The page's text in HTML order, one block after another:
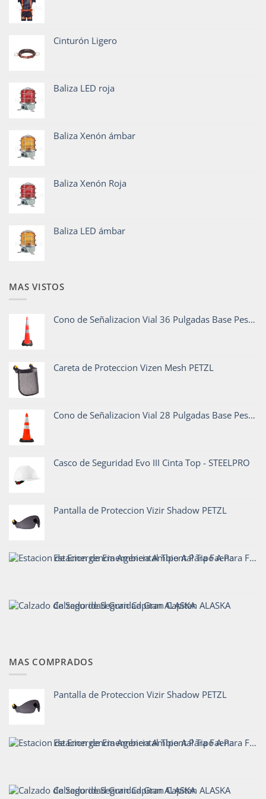
Cinturón Ligero
Baliza LED roja
Baliza Xenón ámbar
Baliza Xenón Roja
Baliza LED ámbar
MAS VISTOS
Cono de Señalizacion Vial 36 Pulgadas Base Pesada
Careta de Proteccion Vizen Mesh PETZL
Cono de Señalizacion Vial 28 Pulgadas Base Pesada
Casco de Seguridad Evo III Cinta Top - STEELPRO
Pantalla de Proteccion Vizir Shadow PETZL
Estacion de Emergencia Ambiental Tipo A Para Faena
Calzado de Seguridad Gran Capitan ALASKA
MAS COMPRADOS
Pantalla de Proteccion Vizir Shadow PETZL
Estacion de Emergencia Ambiental Tipo A Para Faena
Calzado de Seguridad Gran Capitan ALASKA